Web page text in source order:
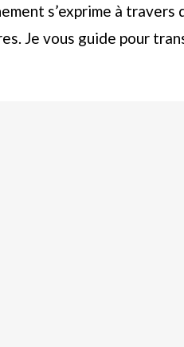
s’exprime à
Je vous guide pour